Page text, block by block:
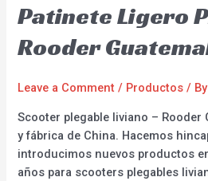
Patinete Ligero
Rooder
Leave a Comment / Productos /
Scooter plegable liviano – Rooder
y fábrica de China. Hacemos
introducimos nuevos productos
años para scooters plegables